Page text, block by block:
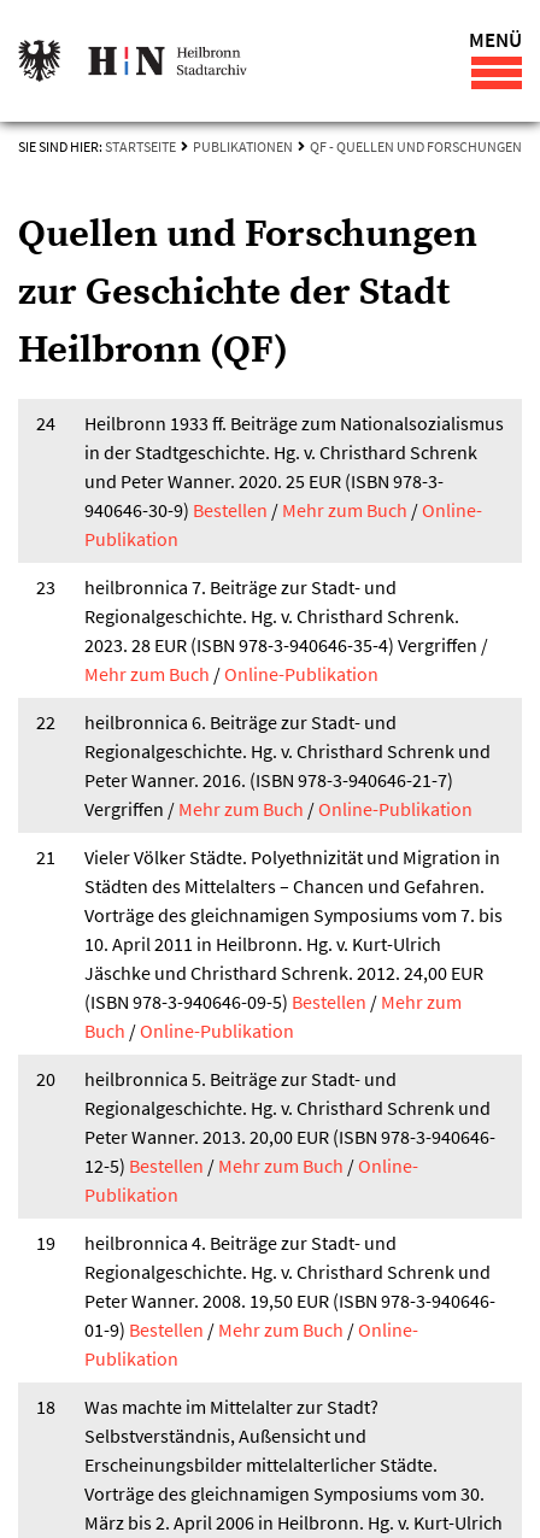
MENÜ
SIE SIND HIER: STARTSEITE PUBLIKATIONEN QF - QUELLEN UND FORSCHUNGEN
Quellen und Forschungen
zur Geschichte der Stadt
Heilbronn (QF)
24
Heilbronn 1933 ff. Beiträge zum Nationalsozialismus
in der Stadtgeschichte. Hg. v. Christhard Schrenk
und Peter Wanner. 2020. 25 EUR (ISBN 978-3-
940646-30-9) Bestellen / Mehr zum Buch /Online-
Publikation
23
heilbronnica 7. Beiträge zur Stadt- und
Regionalgeschichte. Hg. v. Christhard Schrenk.
2023. 28 EUR (ISBN 978-3-940646-35-4) Vergriffen /
Mehr zum Buch /Online-Publikation
22
heilbronnica 6. Beiträge zur Stadt- und
Regionalgeschichte. Hg. v. Christhard Schrenk und
Peter Wanner. 2016. (ISBN 978-3-940646-21-7)
Vergriffen / Mehr zum Buch /Online-Publikation
21
Vieler Völker Städte. Polyethnizität und Migration in
Städten des Mittelalters – Chancen und Gefahren.
Vorträge des gleichnamigen Symposiums vom 7. bis
10. April 2011 in Heilbronn. Hg. v. Kurt-Ulrich
Jäschke und Christhard Schrenk. 2012. 24,00 EUR
(ISBN 978-3-940646-09-5) Bestellen / Mehr zum
Buch /Online-Publikation
20
heilbronnica 5. Beiträge zur Stadt- und
Regionalgeschichte. Hg. v. Christhard Schrenk und
Peter Wanner. 2013. 20,00 EUR (ISBN 978-3-940646-
12-5) Bestellen / Mehr zum Buch /Online-
Publikation
19
heilbronnica 4. Beiträge zur Stadt- und
Regionalgeschichte. Hg. v. Christhard Schrenk und
Peter Wanner. 2008. 19,50 EUR (ISBN 978-3-940646-
01-9) Bestellen / Mehr zum Buch /Online-
Publikation
18
Was machte im Mittelalter zur Stadt?
Selbstverständnis, Außensicht und
Erscheinungsbilder mittelalterlicher Städte.
Vorträge des gleichnamigen Symposiums vom 30.
März bis 2. April 2006 in Heilbronn. Hg. v. Kurt-Ulrich